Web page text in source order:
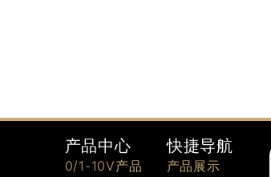
产品中心
0/1-10V产品
快捷导航
产品展示